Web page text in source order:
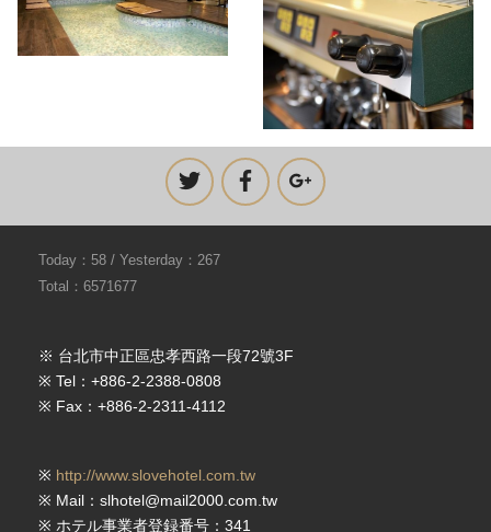
Today：58 / Yesterday：267
Total：6571677
※ 台北市中正區忠孝西路一段72號3F
※ Tel：+886-2-2388-0808
※ Fax：+886-2-2311-4112
※ http://www.slovehotel.com.tw
※ Mail：slhotel@mail2000.com.tw
※ ホテル事業者登録番号：341